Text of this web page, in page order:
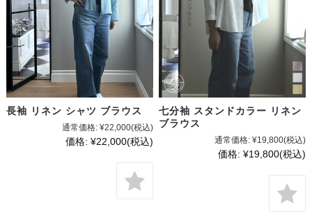
長袖 リネン シャツ ブラウス
通常価格: ¥22,000(税込)
価格: ¥22,000(税込)
七分袖 スタンドカラー リネン
ブラウス
通常価格: ¥19,800(税込)
価格: ¥19,800(税込)